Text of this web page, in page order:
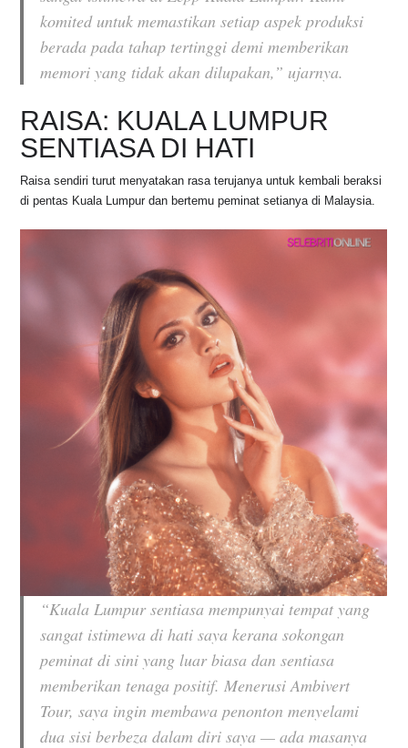
komited untuk memastikan setiap aspek produksi
berada pada tahap tertinggi demi memberikan
memori yang tidak akan dilupakan,” ujarnya.
RAISA: KUALA LUMPUR
SENTIASA DI HATI
Raisa sendiri turut menyatakan rasa terujanya untuk kembali beraksi
di pentas Kuala Lumpur dan bertemu peminat setianya di Malaysia.
“Kuala Lumpur sentiasa mempunyai tempat yang
sangat istimewa di hati saya kerana sokongan
peminat di sini yang luar biasa dan sentiasa
memberikan tenaga positif. Menerusi Ambivert
Tour, saya ingin membawa penonton menyelami
dua sisi berbeza dalam diri saya — ada masanya